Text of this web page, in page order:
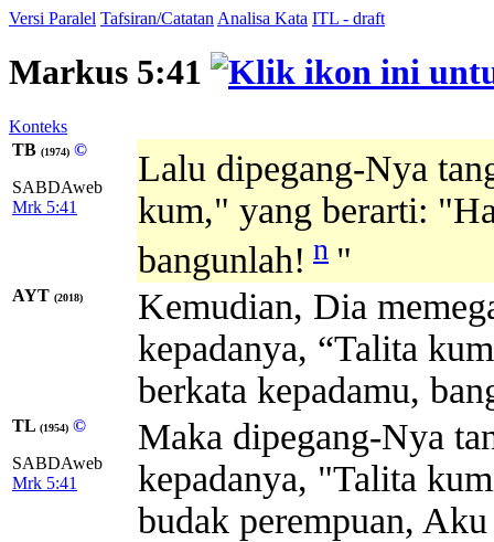
Versi Paralel Tafsiran/Catatan Analisa Kata ITL - draft
Markus 5:41
Konteks
TB (1974) ©
SABDAweb
Mrk 5:41
Lalu dipegang-Nya
kum," yang berarti:
bangunlah! n "
AYT (2018)
Kemudian, Dia
kepadanya, “Talita
berkata kepadamu,
TL (1954) ©
SABDAweb
Mrk 5:41
Maka dipegang-Nya
kepadanya, "Talita
budak perempuan,